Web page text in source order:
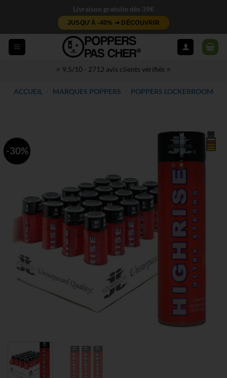
Livraison gratuite dès 39€
JUSQU'À -40% ➜ DÉCOUVRIR
⭐ 9,5/10 - 2712 avis clients vérifiés ⭐
ACCUEIL MARQUES POPPERS POPPERS LOCKERROOM
-30%